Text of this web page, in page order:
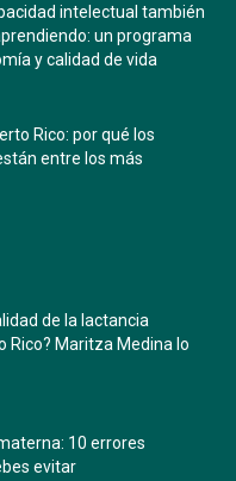
intelectual también
un programa
y calidad de vida
Rico: por qué los
entre los más
de la lactancia
Rico? Maritza Medina lo
10 errores
evitar